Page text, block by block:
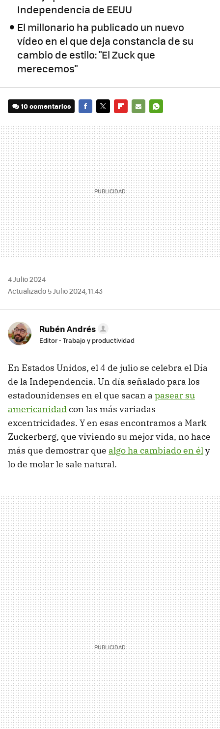
Independencia de EEUU
El millonario ha publicado un nuevo
vídeo en el que deja constancia de su
cambio de estilo: "El Zuck que
merecemos"
10 comentarios
MAIL
4 Julio 2024
Actualizado 5 Julio 2024, 11:43
Rubén Andrés
Editor - Trabajo y productividad
En Estados Unidos, el 4 de julio se celebra el Día
de la Independencia. Un día señalado para los
estadounidenses en el que sacan a pasear su
americanidadcon las más variadas
excentricidades. Y en esas encontramos a Mark
Zuckerberg, que viviendo su mejor vida, no hace
más que demostrar que algo ha cambiado en ély
lo de molar le sale natural.